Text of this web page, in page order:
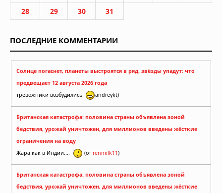
28
29 30 31
ПОСЛЕДНИЕ КОММЕНТАРИИ
Солнце погаснет, планеты выстроятся в ряд, звёзды упадут: что
предвещает 12 августа 2026 года
тревожники возбудились
andreykt)
Британская катастрофа: половина страны объявлена зоной
бедствия, урожай уничтожен, для миллионов введены жёсткие
ограничения на воду
Жара как в Индии....
(от renmilk11)
Британская катастрофа: половина страны объявлена зоной
бедствия, урожай уничтожен, для миллионов введены жёсткие